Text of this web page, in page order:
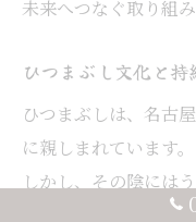
未来へつなぐ取り組
ひつまぶし文化と
ひつまぶしは、名古
に親しまれています。
しかし、その陰には